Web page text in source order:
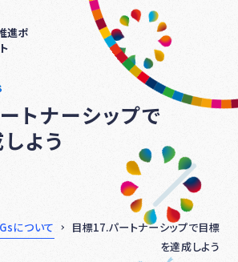
進ポ
トナーシップで
よう
について
目標17.パートナーシップで目標
を達成しよう